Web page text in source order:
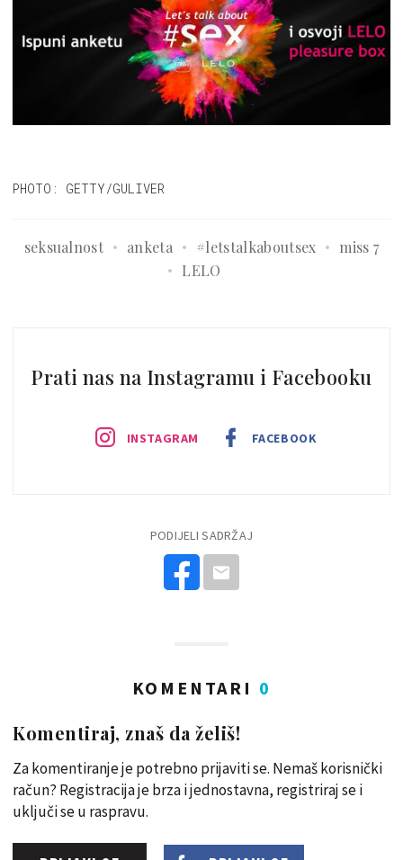
PHOTO: GETTY/GULIVER
seksualnost anketa #letstalkaboutsex
miss 7
LELO
Prati nas na Instagramu i Facebooku
INSTAGRAM FACEBOOK
PODIJELI SADRŽAJ
KOMENTARI 0
Komentiraj, znaš da želiš!
Za komentiranje je potrebno prijaviti se. Nemaš korisnički
račun? Registracija je brza i jednostavna, registriraj se i
uključi se u raspravu.